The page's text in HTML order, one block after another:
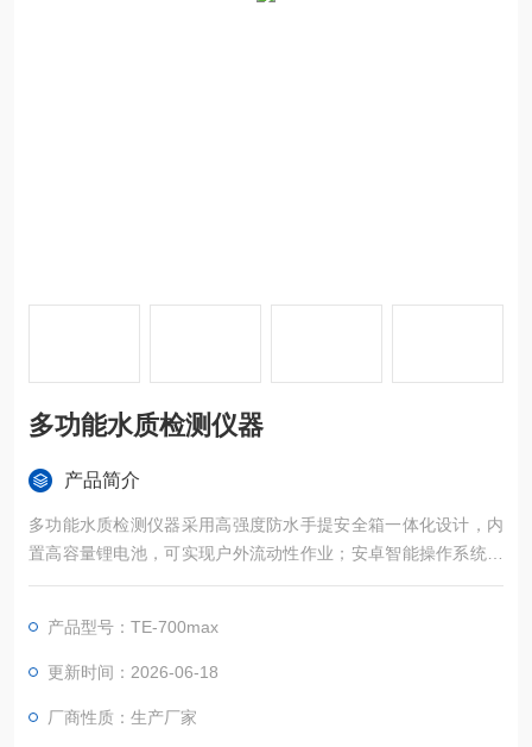
多功能水质检测仪器
产品简介
多功能水质检测仪器采用高强度防水手提安全箱一体化设计，内
置高容量锂电池，可实现户外流动性作业；安卓智能操作系统，
可视化模块设计，具有现场执法取证数字模块，内置4G网络，支
告，并可记录、编辑操作人员及采集地点等信息；检测数据可实
时上传天尔云平台及各监管平台，并在天尔云平台可储存，数据
产品型号：TE-700max
更新时间：2026-06-18
厂商性质：生产厂家